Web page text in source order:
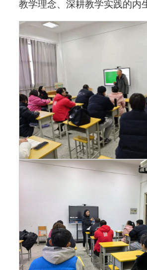
教学理念、深耕教学实践的内